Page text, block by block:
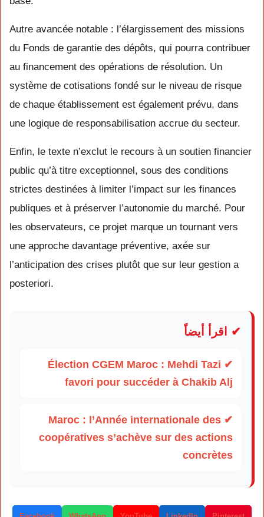
Autre avancée notable : l’élargissement des missions
du Fonds de garantie des dépôts, qui pourra contribuer
au financement des opérations de résolution. Un
système de cotisations fondé sur le niveau de risque
de chaque établissement est également prévu, dans
une logique de responsabilisation accrue du secteur.
Enfin, le texte n’exclut le recours à un soutien financier
public qu’à titre exceptionnel, sous des conditions
strictes destinées à limiter l’impact sur les finances
publiques et à préserver l’autonomie du marché. Pour
les observateurs, ce projet marque un tournant vers
une approche davantage préventive, axée sur
l’anticipation des crises plutôt que sur leur gestion a
posteriori.
✔ اقرأ أيضاً
✔ Élection CGEM Maroc : Mehdi Tazi
favori pour succéder à Chakib Alj
✔ Maroc : l’Année internationale des
coopératives s’achève sur des actions
concrètes